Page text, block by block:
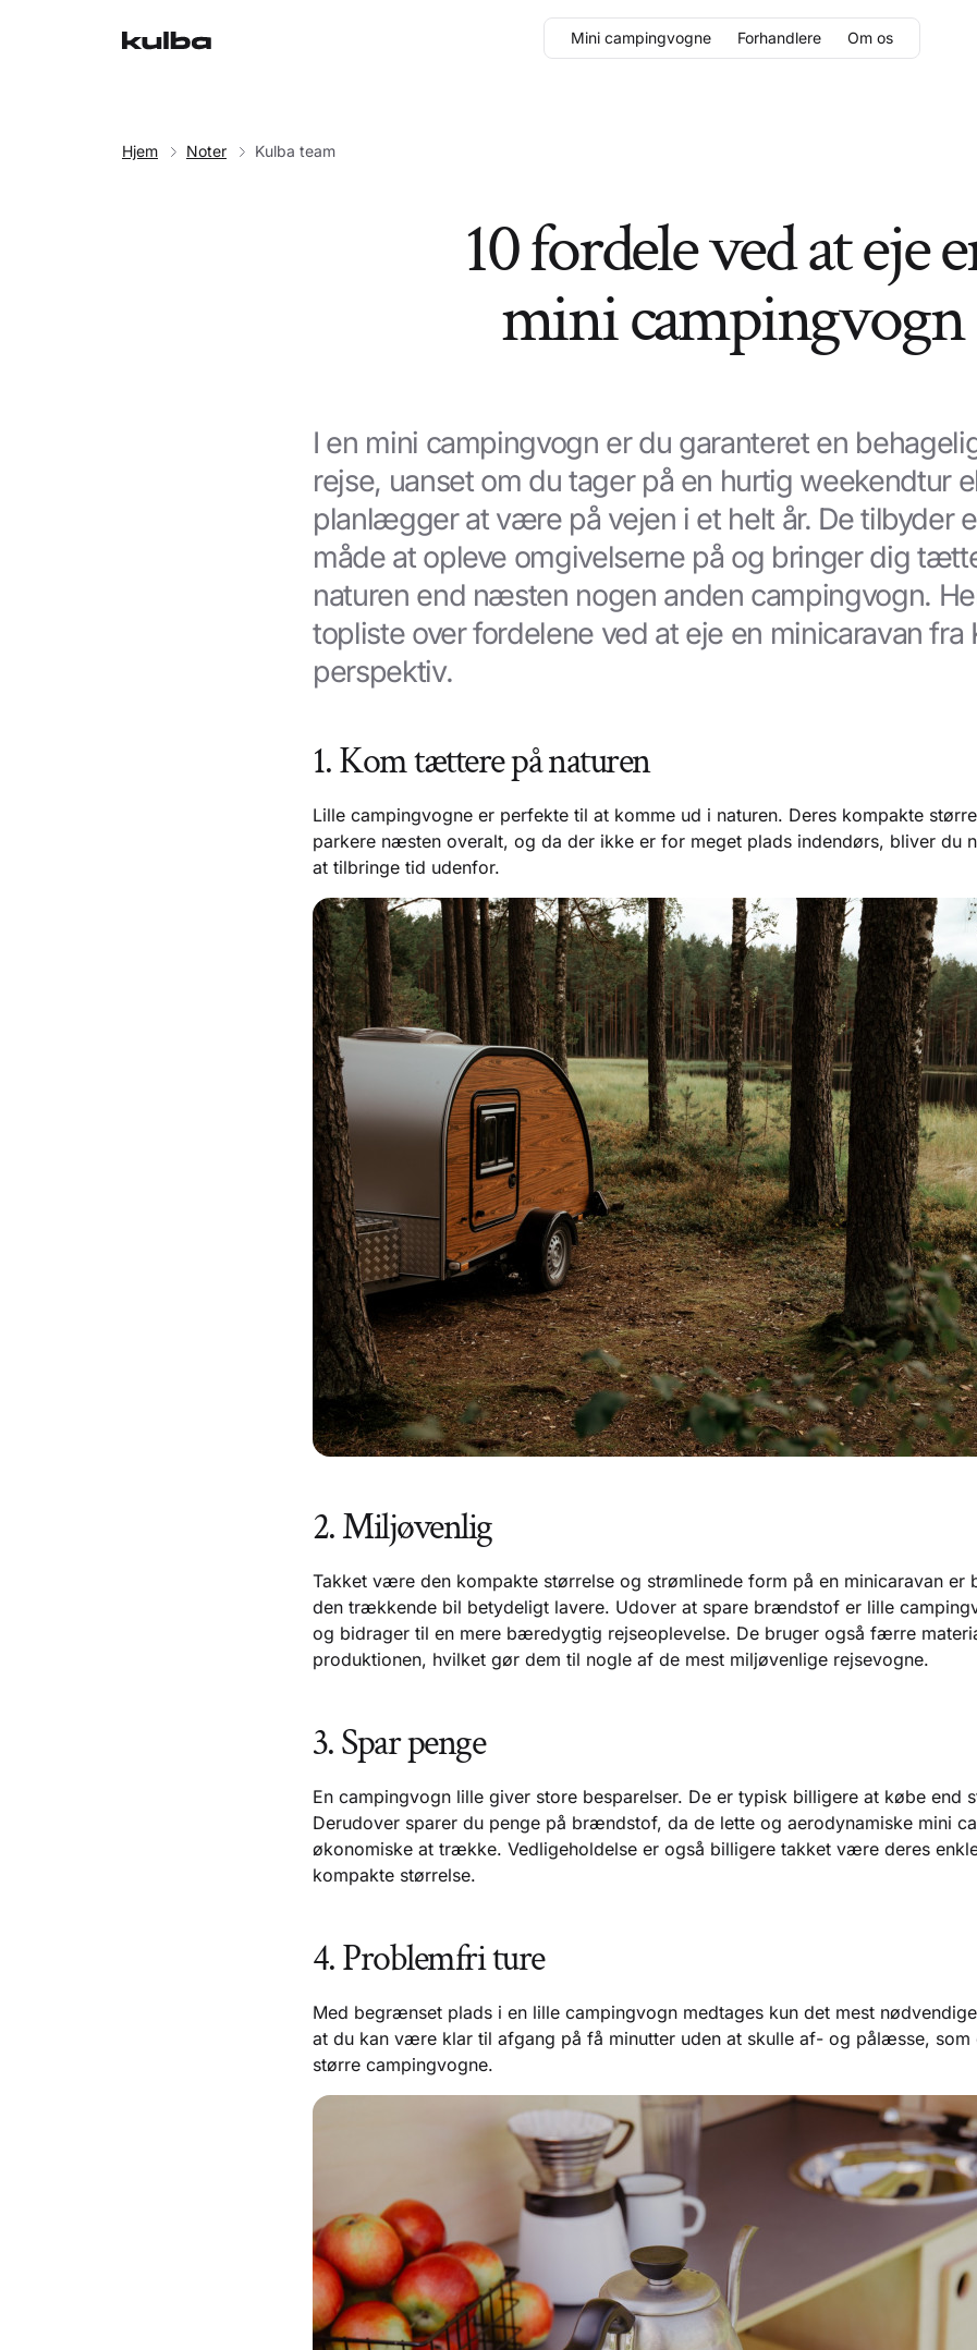
Mini campingvogne Forhandlere Om os
Hjem Noter Kulba team
10 fordele ved at eje
mini campingvogn
I en mini campingvogn er du garanteret en
rejse, uanset om du tager på en hurtig weekendtur
planlægger at være på vejen i et helt år. De tilbyder
måde at opleve omgivelserne på og bringer dig
naturen end næsten nogen anden campingvogn.
topliste over fordelene ved at eje en minicaravan fra
perspektiv.
1. Kom tættere på naturen
Lille campingvogne er perfekte til at komme ud i naturen. Deres kompakte
parkere næsten overalt, og da der ikke er for meget plads indendørs, bliver du
at tilbringe tid udenfor.
2. Miljøvenlig
Takket være den kompakte størrelse og strømlinede form på en minicaravan
den trækkende bil betydeligt lavere. Udover at spare brændstof er lille
og bidrager til en mere bæredygtig rejseoplevelse. De bruger også færre
produktionen, hvilket gør dem til nogle af de mest miljøvenlige rejsevogne.
3. Spar penge
En campingvogn lille giver store besparelser. De er typisk billigere at købe end
Derudover sparer du penge på brændstof, da de lette og aerodynamiske mini
økonomiske at trække. Vedligeholdelse er også billigere takket være deres
kompakte størrelse.
4. Problemfri ture
Med begrænset plads i en lille campingvogn medtages kun det mest
at du kan være klar til afgang på få minutter uden at skulle af- og pålæsse,
større campingvogne.